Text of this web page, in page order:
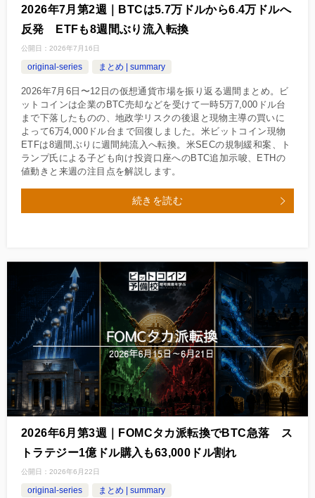
2026年7月第2週｜BTCは5.7万ドルから6.4万ドルへ
反発 ETFも8週間ぶり流入転換
公開日： 2026年7月16日
original-series まとめ | summary
2026年7月6日〜12日の仮想通貨市場を振り返る週間まとめ。ビ
ットコインは企業のBTC売却などを受けて一時5万7,000ドル台
まで下落したものの、地政学リスクの後退と現物主導の買いに
よって6万4,000ドル台まで回復しました。米ビットコイン現物
ETFは8週間ぶりに週間純流入へ転換。米SECの規制緩和案、ト
ランプ氏による子ども向け投資口座へのBTC追加示唆、ETHの
値動きと来週の注目点を解説します。
続きを読む
2026年6月第3週｜FOMCタカ派転換でBTC急落 ス
トラテジー1億ドル購入も63,000ドル割れ
公開日： 2026年6月22日
original-series まとめ | summary